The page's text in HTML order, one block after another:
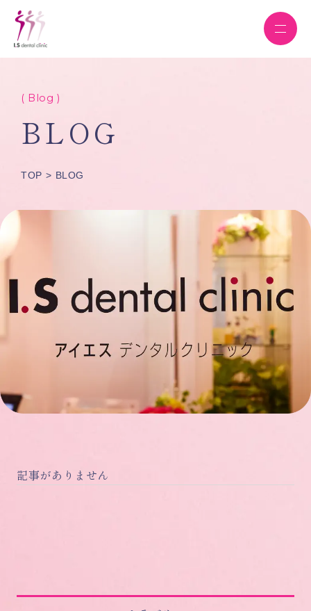
( Blog )
BLOG
TOP BLOG
記事がありません